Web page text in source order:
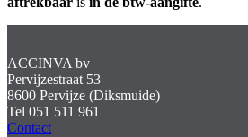
ACCINVA bv
Pervijzestraat 53
8600 Pervijze (Diksmuide)
Tel 051 511 961
Contact